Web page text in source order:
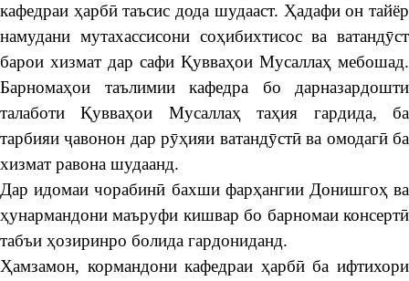
кафедраи ҳарбӣ таъсис дода шудааст. Ҳадафи он тайёр
намудани мутахассисони соҳибихтисос ва ватандӯст
барои хизмат дар сафи Қувваҳои Мусаллаҳ мебошад.
Барномаҳои таълимии кафедра бо дарназардошти
талаботи Қувваҳои Мусаллаҳ таҳия гардида, ба
тарбияи ҷавонон дар рӯҳияи ватандӯстӣ ва омодагӣ ба
хизмат равона шудаанд.
Дар идомаи чорабинӣ бахши фарҳангии Донишгоҳ ва
ҳунармандони маъруфи кишвар бо барномаи консертӣ
табъи ҳозиринро болида гардониданд.
Ҳамзамон, кормандони кафедраи ҳарбӣ ба ифтихори